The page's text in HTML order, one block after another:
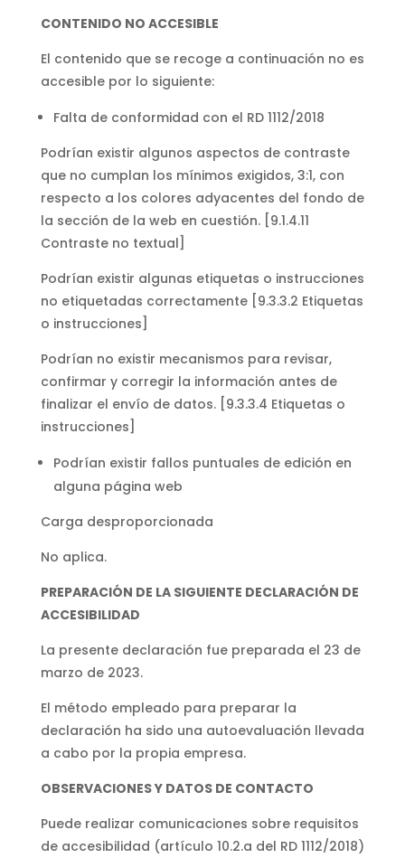
CONTENIDO NO ACCESIBLE
El contenido que se recoge a continuación no es
accesible por lo siguiente:
Falta de conformidad con el RD 1112/2018
Podrían existir algunos aspectos de contraste
que no cumplan los mínimos exigidos, 3:1, con
respecto a los colores adyacentes del fondo de
la sección de la web en cuestión. [9.1.4.11
Contraste no textual]
Podrían existir algunas etiquetas o instrucciones
no etiquetadas correctamente [9.3.3.2 Etiquetas
o instrucciones]
Podrían no existir mecanismos para revisar,
confirmar y corregir la información antes de
finalizar el envío de datos. [9.3.3.4 Etiquetas o
instrucciones]
Podrían existir fallos puntuales de edición en
alguna página web
Carga desproporcionada
No aplica.
PREPARACIÓN DE LA SIGUIENTE DECLARACIÓN DE
ACCESIBILIDAD
La presente declaración fue preparada el 23 de
marzo de 2023.
El método empleado para preparar la
declaración ha sido una autoevaluación llevada
a cabo por la propia empresa.
OBSERVACIONES Y DATOS DE CONTACTO
Puede realizar comunicaciones sobre requisitos
de accesibilidad (artículo 10.2.a del RD 1112/2018)